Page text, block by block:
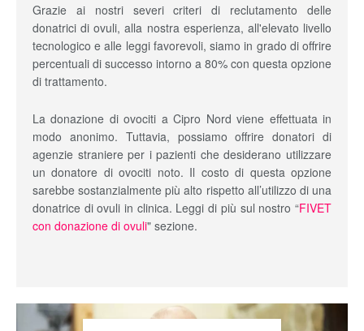
Grazie ai nostri severi criteri di reclutamento delle
donatrici di ovuli, alla nostra esperienza, all'elevato livello
tecnologico e alle leggi favorevoli, siamo in grado di offrire
percentuali di successo intorno a 80% con questa opzione
di trattamento.
La donazione di ovociti a Cipro Nord viene effettuata in
modo anonimo. Tuttavia, possiamo offrire donatori di
agenzie straniere per i pazienti che desiderano utilizzare
un donatore di ovociti noto. Il costo di questa opzione
sarebbe sostanzialmente più alto rispetto all’utilizzo di una
donatrice di ovuli in clinica. Leggi di più sul nostro “FIVET
con donazione di ovuli" sezione.